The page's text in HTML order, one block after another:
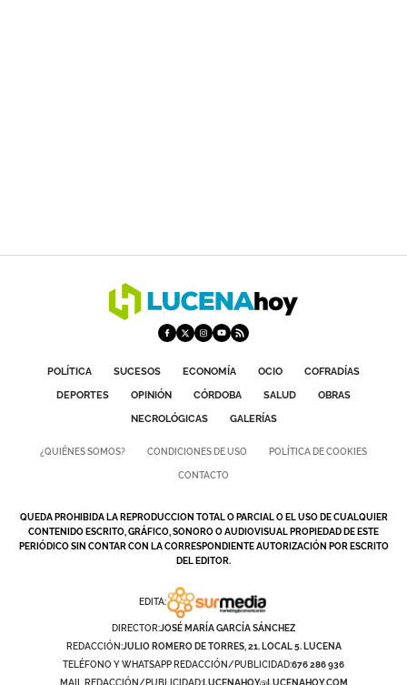
POLÍTICA SUCESOS ECONOMÍA OCIO
COFRADÍAS
DEPORTES
OPINIÓN CÓRDOBA SALUD
OBRAS
NECROLÓGICAS
GALERÍAS
¿QUIÉNES SOMOS? CONDICIONES DE USO POLÍTICA DE COOKIES
CONTACTO
QUEDA PROHIBIDA LA REPRODUCCION TOTAL O PARCIAL O EL USO DE CUALQUIER
CONTENIDO ESCRITO, GRÁFICO, SONORO O AUDIOVISUAL PROPIEDAD DE ESTE
PERIÓDICO SIN CONTAR CON LA CORRESPONDIENTE AUTORIZACIÓN POR ESCRITO
DEL EDITOR.
EDITA:
DIRECTOR:JOSÉ MARÍA GARCÍA SÁNCHEZ
REDACCIÓN:JULIO ROMERO DE TORRES, 21. LOCAL 5. LUCENA
TELÉFONO Y WHATSAPP REDACCIÓN/PUBLICIDAD:676 286 936
MAIL REDACCIÓN/PUBLICIDAD:LUCENAHOY@LUCENAHOY.COM